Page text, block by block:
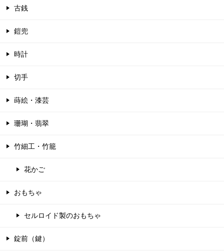
古銭
鎧兜
時計
切手
蒔絵・漆芸
珊瑚・翡翠
竹細工・竹籠
花かご
おもちゃ
セルロイド製のおもちゃ
錠前（鍵）